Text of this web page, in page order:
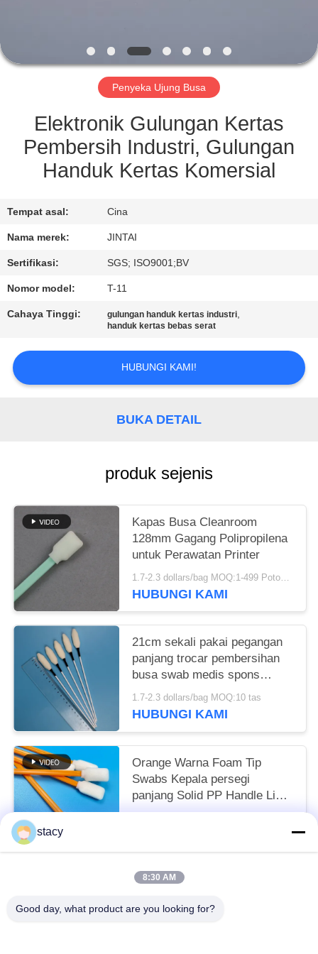
KUALITAS
KAMI
BERITA
KASUS
SITEMAP
PRIVACY
POLICY
Penyeka Ujung Busa
Elektronik Gulungan Kertas
Pembersih Industri, Gulungan
Handuk Kertas Komersial
Tempat asal: Cina
Nama merek: JINTAI
Sertifikasi: SGS; ISO9001;BV
Nomor model: T-11
Cahaya Tinggi: gulungan handuk kertas industri,
handuk kertas bebas serat
HUBUNGI KAMI!
BUKA DETAIL
produk sejenis
Kapas Busa Cleanroom
128mm Gagang Polipropilena
untuk Perawatan Printer
HUBUNGI KAMI
21cm sekali pakai pegangan
panjang trocar pembersihan
busa swab medis spons
tongkat
1.7-2.3 dollars/bag MOQ:10 tas
HUBUNGI KAMI
Orange Warna Foam Tip
Swabs Kepala persegi
panjang Solid PP Handle Lint
Free Swab
stacy
8:30 AM
Good day, what product are you looking for?